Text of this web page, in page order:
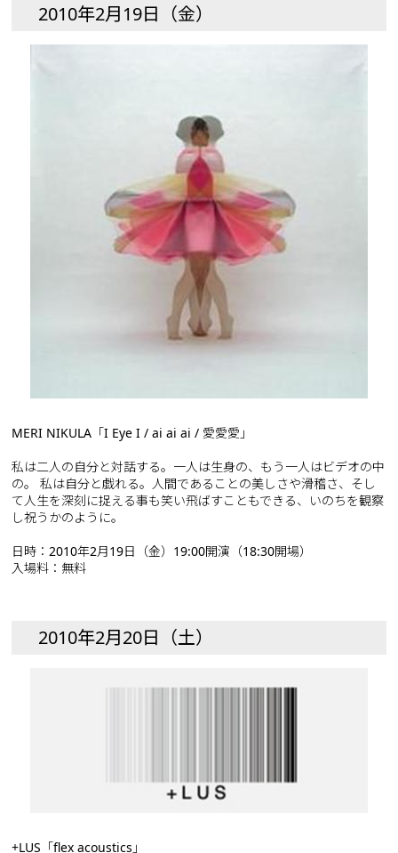
2010年2月19日（金）
MERI NIKULA「I Eye I / ai ai ai / 愛愛愛」
私は二人の自分と対話する。一人は生身の、もう一人はビデオの中
の。 私は自分と戯れる。人間であることの美しさや滑稽さ、そし
て人生を深刻に捉える事も笑い飛ばすこともできる、いのちを観察
し祝うかのように。
日時：2010年2月19日（金）19:00開演（18:30開場）
入場料：無料
2010年2月20日（土）
+LUS「flex acoustics」